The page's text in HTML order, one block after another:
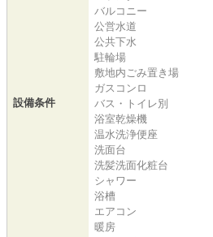
設備条件
バルコニー
公営水道
公共下水
駐輪場
敷地内ごみ置き場
ガスコンロ
バス・トイレ別
浴室乾燥機
温水洗浄便座
洗面台
洗髪洗面化粧台
シャワー
浴槽
エアコン
暖房